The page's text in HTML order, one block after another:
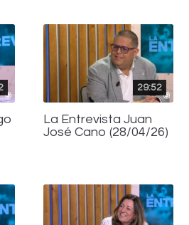
29:52
La Entrevista Juan
José Cano (28/04/26)